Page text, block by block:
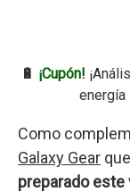
🔋 ¡Cupón!
energía
Como
Galaxy Gear
preparado este